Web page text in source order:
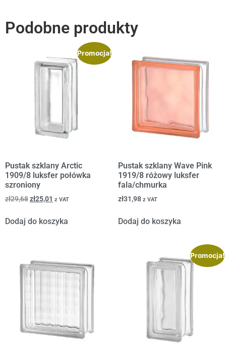
Podobne produkty
Promocja!
Pustak szklany Arctic
1909/8 luksfer połówka
szroniony
zł29,68zł25,01 z VAT
Dodaj do koszyka
Pustak szklany Wave Pink
1919/8 różowy luksfer
fala/chmurka
zł31,98 z VAT
Dodaj do koszyka
Promocja!